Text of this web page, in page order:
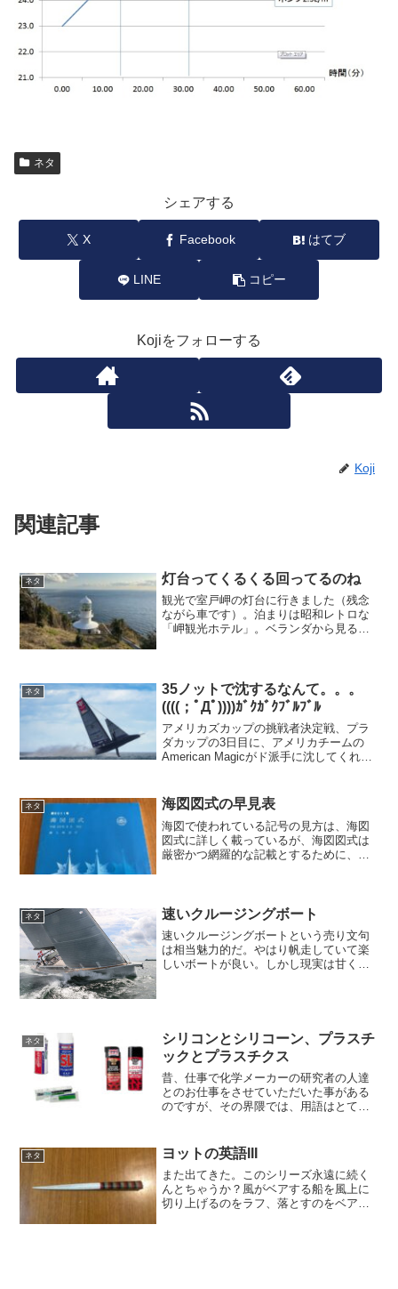
ネタ
シェアする
X Facebook はてブ
LINE コピー
Kojiをフォローする
Koji
関連記事
ネタ 灯台ってくるくる回ってるのね
観光で室戸岬の灯台に行きました（残念
ながら車です）。泊まりは昭和レトロな
「岬観光ホテル」。ベランダから見る月
も知らなかったのか？と...
ネタ
35ノットで沈するなんて。。。
((((；ﾟДﾟ))))ｶﾞｸｶﾞｸﾌﾞﾙﾌﾞﾙ
アメリカズカップの挑戦者決定戦、プラ
ダカップの3日目に、アメリカチームの
American Magicがド派手に沈してくれ
ガスクジラみたいなハイジャンプは、今
回だけの特...
ネタ 海図図式の早見表
海図で使われている記号の見方は、海図
図式に詳しく載っているが、海図図式は
厳密かつ網羅的な記載とするために、ペ
貼っておくことにした。海...
ネタ 速いクルージングボート
速いクルージングボートという売り文句
は相当魅力的だ。やはり帆走していて楽
しいボートが良い。しかし現実は甘くな
ネタ
シリコンとシリコーン、プラスチ
ックとプラスチクス
昔、仕事で化学メーカーの研究者の人達
とのお仕事をさせていただいた事がある
のですが、その界隈では、用語はとても
（Si)の事です。シリコーンスプレーに入
っているのは...
ネタ ヨットの英語III
また出てきた。このシリーズ永遠に続く
んとちゃうか？風がベアする船を風上に
切り上げるのをラフ、落とすのをベアと